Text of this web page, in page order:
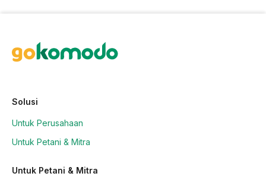
Solusi
Untuk Perusahaan
Untuk Petani & Mitra
Untuk Petani & Mitra